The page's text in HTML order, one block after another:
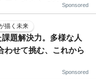
Sponsored
描く未来
題解決力。多様な人
わせて挑む、これから
Sponsored